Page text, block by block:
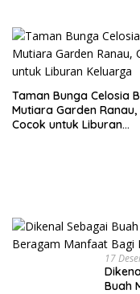
Taman Bunga Celosia
Mutiara Garden Ranau,
Cocok untuk Liburan
17
Buah